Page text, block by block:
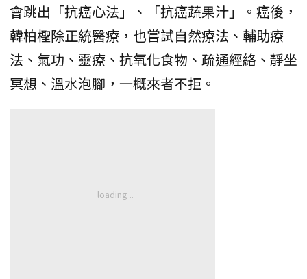
會跳出「抗癌心法」、「抗癌蔬果汁」。癌後，
韓柏檉除正統醫療，也嘗試自然療法、輔助療
法、氣功、靈療、抗氧化食物、疏通經絡、靜坐
冥想、溫水泡腳，一概來者不拒。